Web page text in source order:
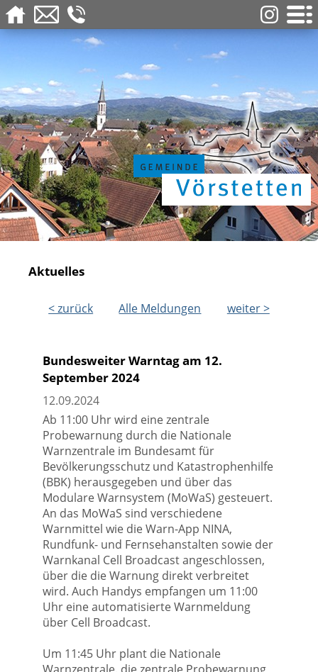
Aktuelles
< zurück Alle Meldungen weiter >
Bundesweiter Warntag am 12.
September 2024
12.09.2024
Ab 11:00 Uhr wird eine zentrale
Probewarnung durch die Nationale
Warnzentrale im Bundesamt für
Bevölkerungsschutz und Katastrophenhilfe
(BBK) herausgegeben und über das
Modulare Warnsystem (MoWaS) gesteuert.
An das MoWaS sind verschiedene
Warnmittel wie die Warn-App NINA,
Rundfunk- und Fernsehanstalten sowie der
Warnkanal Cell Broadcast angeschlossen,
über die die Warnung direkt verbreitet
wird. Auch Handys empfangen um 11:00
Uhr eine automatisierte Warnmeldung
über Cell Broadcast.
Um 11:45 Uhr plant die Nationale